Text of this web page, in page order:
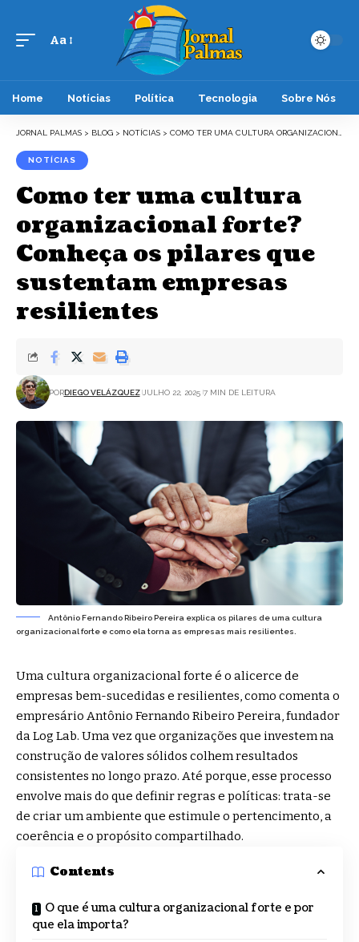
Font
Aa
Home Notícias Política Tecnologia Sobre Nós
JORNAL PALMAS > BLOG > NOTÍCIAS > COMO TER UMA CULTURA ORGANIZACIONAL FORTE? CONHEÇA OS PILARES QUE SUSTENTAM EMPRESAS RESILIENTES
NOTÍCIAS
Como ter uma cultura
organizacional forte?
Conheça os pilares que
sustentam empresas
resilientes
PORDIEGO VELÁZQUEZ JULHO 22, 2025 7 MIN DE LEITURA
Antônio Fernando Ribeiro Pereira explica os pilares de uma cultura
organizacional forte e como ela torna as empresas mais resilientes.
Uma cultura organizacional forte é o alicerce de
empresas bem-sucedidas e resilientes, como comenta o
empresário Antônio Fernando Ribeiro Pereira, fundador
da Log Lab. Uma vez que organizações que investem na
construção de valores sólidos colhem resultados
consistentes no longo prazo. Até porque, esse processo
envolve mais do que definir regras e políticas: trata-se
de criar um ambiente que estimule o pertencimento, a
coerência e o propósito compartilhado.
Contents
O que é uma cultura organizacional forte e por
que ela importa?